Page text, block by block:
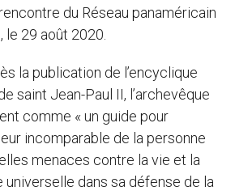
du Réseau panaméricain
le 29 août 2020.
la publication de l’encyclique
saint Jean-Paul II, l’archevêque
comme « un guide pour
incomparable de la personne
menaces contre la vie et la
universelle dans sa défense de la